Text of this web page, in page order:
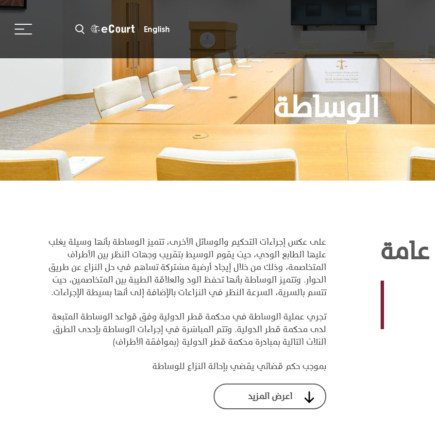
English
الوساطة
على عكس إجراءات التحكيم والوسائل الأخرى، تتميز الوساطة بأنها وسيلة يغلب
عليها الطابع الودي، حيث يقوم الوسيط بتقريب وجهات النظر بين الأطراف
المتخاصمة، وذلك من خلال إيجاد أرضية مشتركة تساهم في حل النزاع عن طريق
الحوار. وتتميز الوساطة بأنها تحفظ الود والعلاقة الطيبة بين المتخاصمين، حيث
تتسم بالسرية، السرعة النظر في النزاعات بالإضافة إلى أنها بسيطة الإجراءات.
تجري عملية الوساطة في محكمة قطر الدولية وفق قواعد الوساطة المتبعة
لدى محكمة قطر الدولية. وتتم المباشرة في إجراءات الوساطة بإحدى الطرق
الثلاث التالية بمبادرة محكمة قطر الدولية (بموافقة الأطراف)
بموجب حكم قضائي يقضي بإحالة النزاع للوساطة
بناء على طلب من طرف أو أكثر من أطراف النزاع (بموافقة جميع الأطراف الاخرى )
وفي حال رغبة الأطراف إحالة النزاع للوساطة، يقوم رئيس قلم المحكمة أو نائبه بعرض
اعرض المزيد